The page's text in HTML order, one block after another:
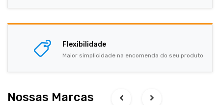
Flexibilidade
Maior simplicidade na encomenda do seu produto
Nossas Marcas